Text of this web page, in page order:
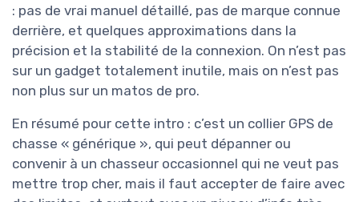
: pas de vrai manuel détaillé, pas de marque connue
derrière, et quelques approximations dans la
précision et la stabilité de la connexion. On n’est pas
sur un gadget totalement inutile, mais on n’est pas
non plus sur un matos de pro.
En résumé pour cette intro : c’est un collier GPS de
chasse « générique », qui peut dépanner ou
convenir à un chasseur occasionnel qui ne veut pas
mettre trop cher, mais il faut accepter de faire avec